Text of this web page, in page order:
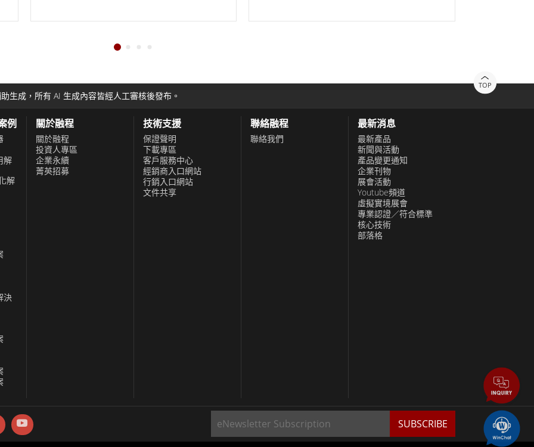
TOP
生成，所有 AI 生成內容皆經人工審核後發布。
例
解
解
決
關於融程
關於融程
投資人專區
企業永續
菁英招募
技術支援
保證聲明
下載專區
客戶服務中心
經銷商入口網站
行銷入口網站
文件共享
聯絡融程
聯絡我們
最新消息
最新產品
新聞與活動
產品變更通知
企業刊物
展會活動
Youtube頻道
虛擬實境展會
專業認證／符合標準
核心技術
部落格